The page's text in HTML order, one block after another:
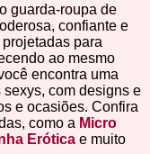
guarda-roupa de
confiante e
para
ao mesmo
encontra uma
com designs e
e ocasiões. Confira
como a Micro
Erótica e muito